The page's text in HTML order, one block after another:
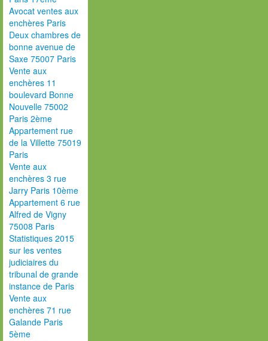
Avocat ventes aux
enchères Paris
Deux chambres de
bonne avenue de
Saxe 75007 Paris
Vente aux
enchères 11
boulevard Bonne
Nouvelle 75002
Paris 2ème
Appartement rue
de la Villette 75019
Paris
Vente aux
enchères 3 rue
Jarry Paris 10ème
Appartement 6 rue
Alfred de Vigny
75008 Paris
Statistiques 2015
sur les ventes
judiciaires du
tribunal de grande
instance de Paris
Vente aux
enchères 71 rue
Galande Paris
5ème